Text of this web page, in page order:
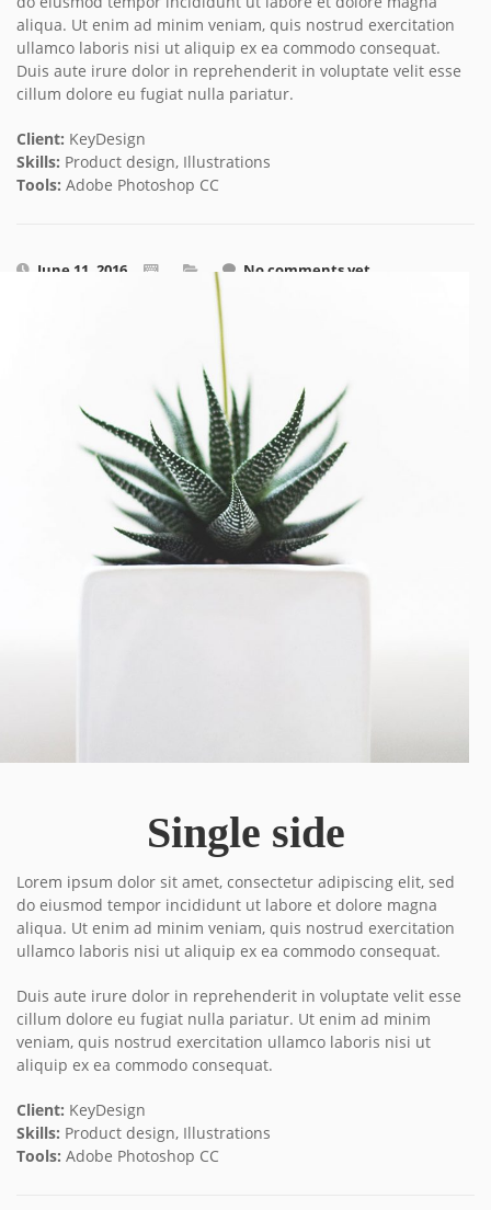
aliqua. Ut enim ad minim veniam, quis nostrud exercitation
ullamco laboris nisi ut aliquip ex ea commodo consequat.
Duis aute irure dolor in reprehenderit in voluptate velit esse
cillum dolore eu fugiat nulla pariatur.
Client: KeyDesign
Skills: Product design, Illustrations
Tools: Adobe Photoshop CC
June 11, 2016 No comments yet
Single side
Lorem ipsum dolor sit amet, consectetur adipiscing elit, sed
do eiusmod tempor incididunt ut labore et dolore magna
aliqua. Ut enim ad minim veniam, quis nostrud exercitation
ullamco laboris nisi ut aliquip ex ea commodo consequat.
Duis aute irure dolor in reprehenderit in voluptate velit esse
cillum dolore eu fugiat nulla pariatur. Ut enim ad minim
veniam, quis nostrud exercitation ullamco laboris nisi ut
aliquip ex ea commodo consequat.
Client: KeyDesign
Skills: Product design, Illustrations
Tools: Adobe Photoshop CC